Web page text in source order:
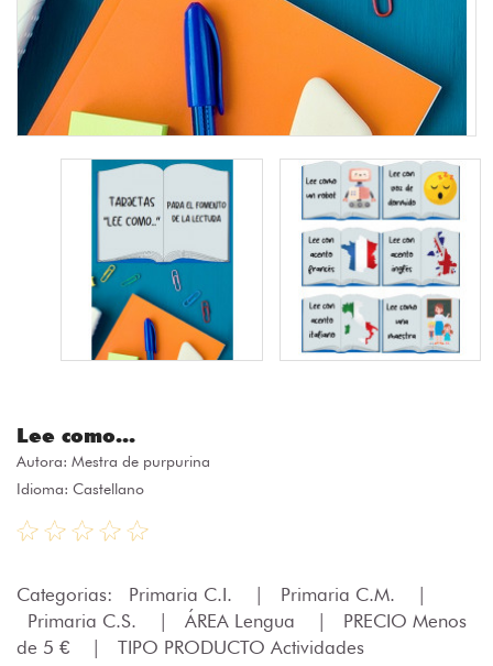
Lee como...
Autora: Mestra de purpurina
Idioma: Castellano
Categorias: Primaria C.I. | Primaria C.M.
|
Primaria C.S.
| ÁREA Lengua |
PRECIO Menos
de 5 €
| TIPO PRODUCTO Actividades